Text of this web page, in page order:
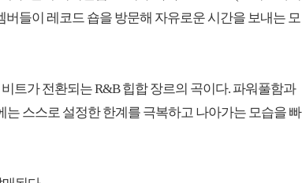
버들이 레코드 숍을 방문해 자유로운 시간을 보내는 모
트가 전환되는 R&B 힙합 장르의 곡이다. 파워풀함과
스스로 설정한 한계를 극복하고 나아가는 모습을 빠